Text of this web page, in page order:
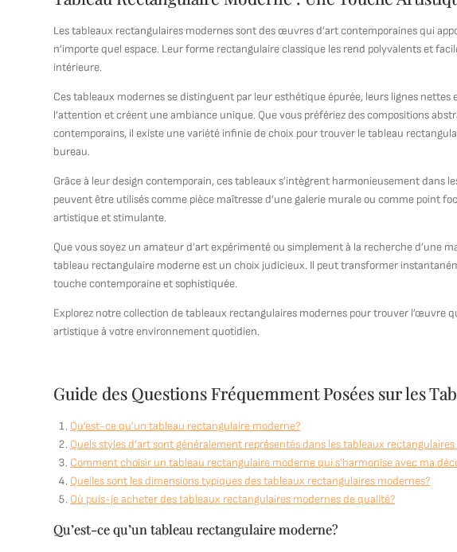
Les tableaux rectangulaires modernes sont des œuvres d’art contemporaines qui
n’importe quel espace. Leur forme rectangulaire classique les rend polyvalents et
intérieure.
Ces tableaux modernes se distinguent par leur esthétique épurée, leurs lignes
l’attention et créent une ambiance unique. Que vous préfériez des compositions
contemporains, il existe une variété infinie de choix pour trouver le tableau
bureau.
Grâce à leur design contemporain, ces tableaux s’intègrent harmonieusement dans
peuvent être utilisés comme pièce maîtresse d’une galerie murale ou comme point
artistique et stimulante.
Que vous soyez un amateur d’art expérimenté ou simplement à la recherche d’une
tableau rectangulaire moderne est un choix judicieux. Il peut transformer
touche contemporaine et sophistiquée.
Explorez notre collection de tableaux rectangulaires modernes pour trouver l’œuvre
artistique à votre environnement quotidien.
Guide des Questions Fréquemment Posées sur les
Qu’est-ce qu’un tableau rectangulaire moderne?
Quels styles d’art sont généralement représentés dans les tableaux
Comment choisir un tableau rectangulaire moderne qui s’harmonise avec ma
Quelles sont les dimensions typiques des tableaux rectangulaires modernes?
Où puis-je acheter des tableaux rectangulaires modernes de qualité?
Qu’est-ce qu’un tableau rectangulaire moderne?